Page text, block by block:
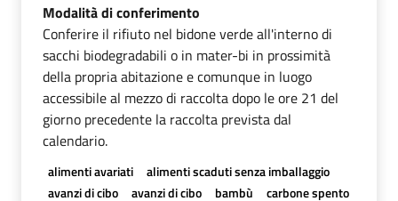
Modalità di conferimento
Conferire il rifiuto nel bidone verde all'interno di
sacchi biodegradabili o in mater-bi in prossimità
della propria abitazione e comunque in luogo
accessibile al mezzo di raccolta dopo le ore 21 del
giorno precedente la raccolta prevista dal
calendario.
alimenti avariati
alimenti scaduti senza imballaggio
avanzi di cibo
avanzi di cibo bambù
carbone spento